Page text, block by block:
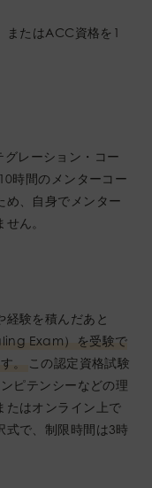
またはACC資格を1
レーション・コー
時間のメンターコー
め、自身でメンター
ん。
経験を積んだあと
Exam）を受験で
。
この認定資格試験
ピテンシーなどの理
たはオンライン上で
式で、制限時間は3時